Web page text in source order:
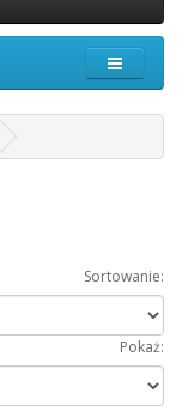
Sortowanie:
Pokaż: